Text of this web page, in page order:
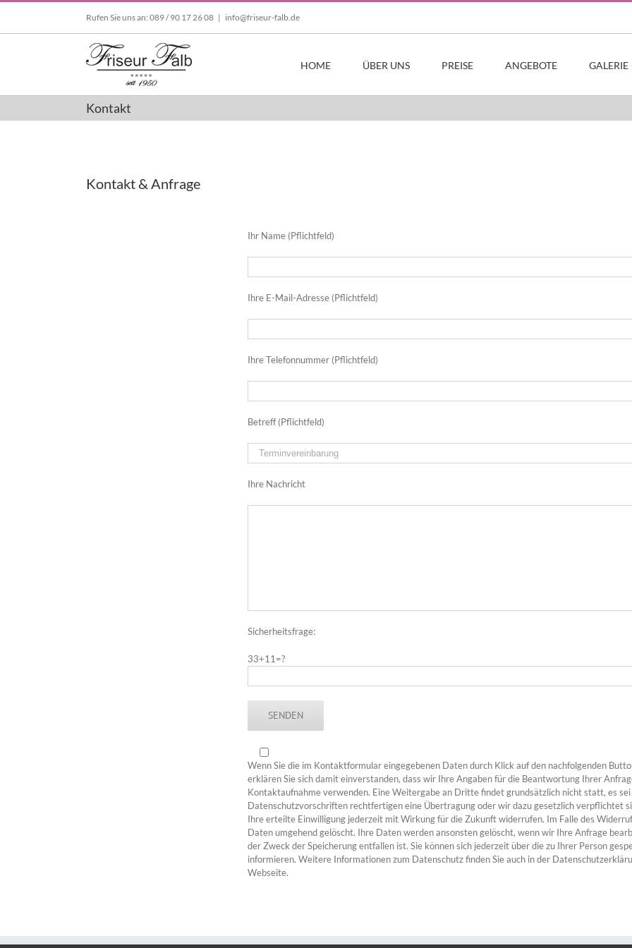
Zum
springen
Rufen Sie uns an: 089 / 90 17 26 08 | info@friseur-falb.de
HOME ÜBER UNS PREISE ANGEBOTE GALERIE
Kontakt
Kontakt & Anfrage
Ihr Name (Pflichtfeld)
Ihre E-Mail-Adresse (Pflichtfeld)
Ihre Telefonnummer (Pflichtfeld)
Betreff (Pflichtfeld)
Ihre Nachricht
Sicherheitsfrage:
33+11=?
Wenn Sie die im Kontaktformular eingegebenen Daten durch Klick auf den nachfolgenden
erklären Sie sich damit einverstanden, dass wir Ihre Angaben für die Beantwortung Ihrer
Kontaktaufnahme verwenden. Eine Weitergabe an Dritte findet grundsätzlich nicht statt, es
Datenschutzvorschriften rechtfertigen eine Übertragung oder wir dazu gesetzlich verpflichtet
Ihre erteilte Einwilligung jederzeit mit Wirkung für die Zukunft widerrufen. Im Falle des
Daten umgehend gelöscht. Ihre Daten werden ansonsten gelöscht, wenn wir Ihre Anfrage
der Zweck der Speicherung entfallen ist. Sie können sich jederzeit über die zu Ihrer Person
informieren. Weitere Informationen zum Datenschutz finden Sie auch in der
Webseite.